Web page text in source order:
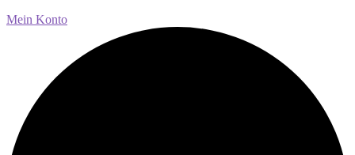
Mein Konto